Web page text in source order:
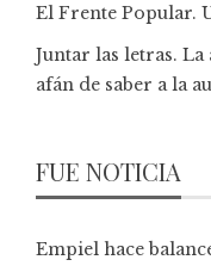
El Frente Popular.
Juntar las letras.
afán de saber a la
FUE NOTICIA
Empiel hace